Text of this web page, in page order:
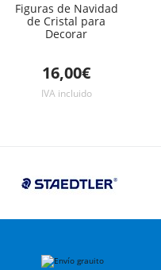
Figuras de Navidad
de Cristal para
Decorar
16,00€
IVA incluido